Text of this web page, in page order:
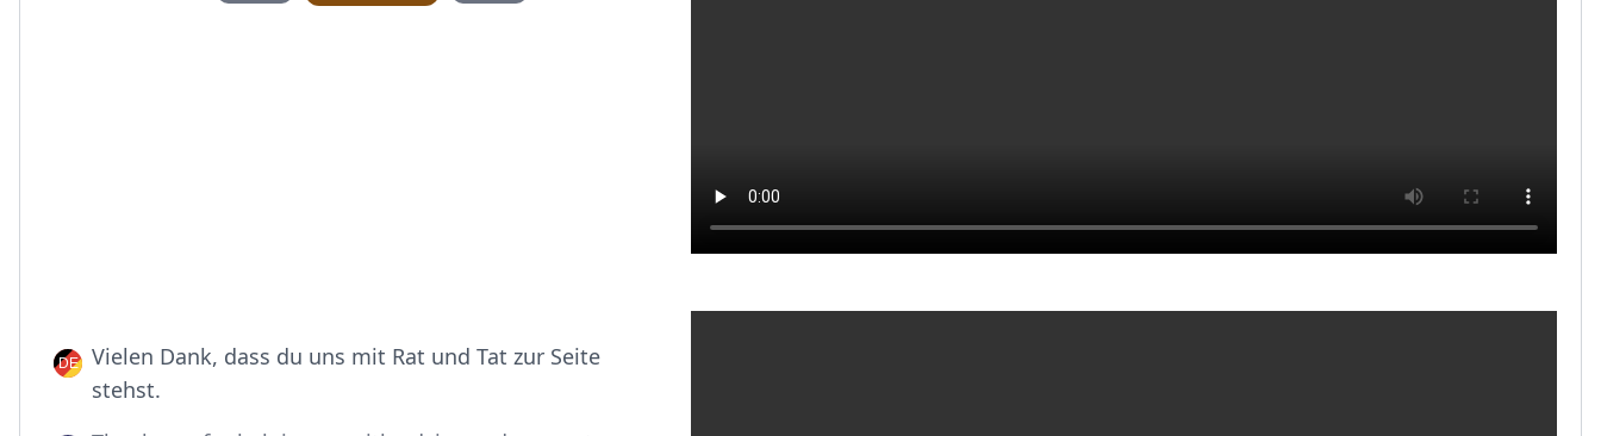
Vielen Dank, dass du uns mit Rat und Tat zur Seite
stehst.